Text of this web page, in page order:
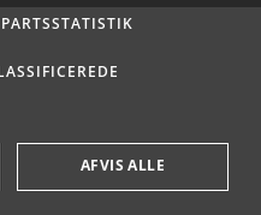
AFVIS ALLE